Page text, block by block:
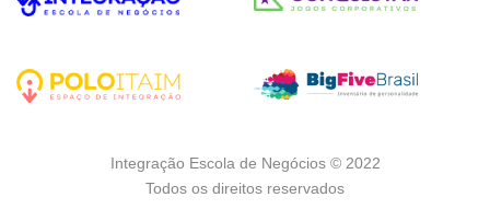
Integração Escola de Negócios © 2022
Todos os direitos reservados